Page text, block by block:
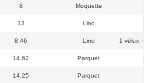
8 Moquette
13 Lino
8,46 Lino 1 vélux,
14,62 Parquet
14,25 Parquet